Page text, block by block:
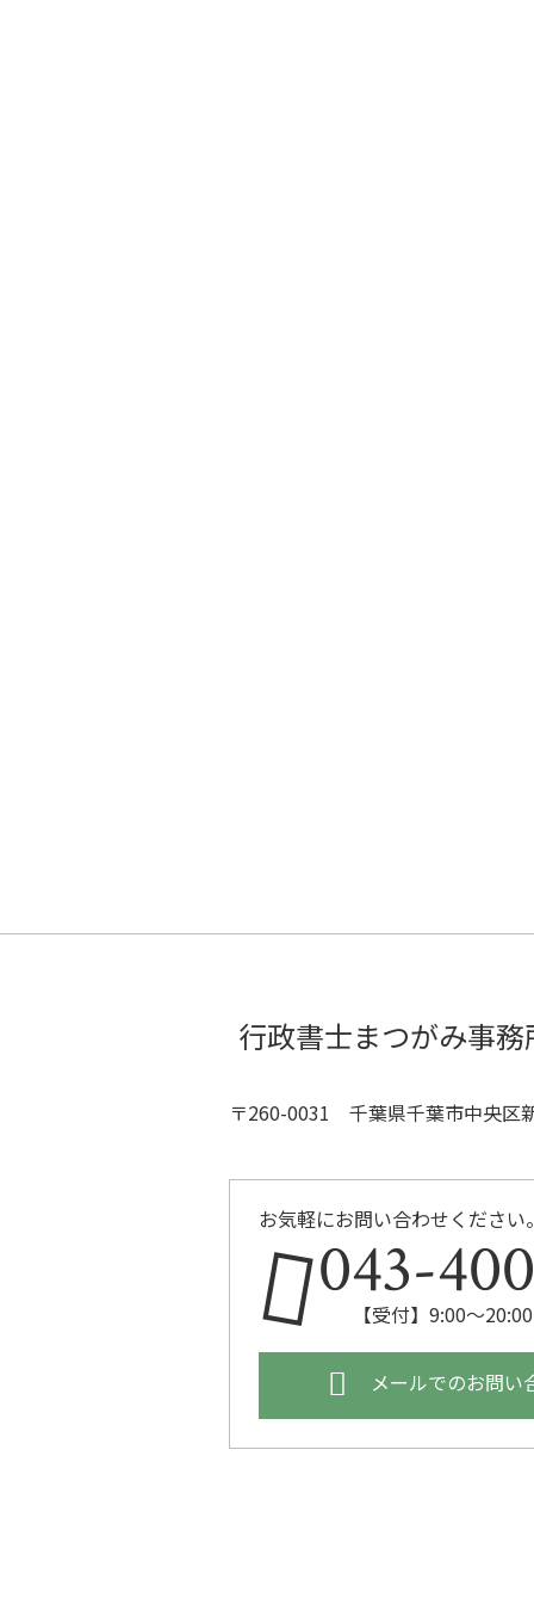
行政書士まつがみ事務
〒260-0031 千葉県千葉市中央区
お気軽にお問い合わせください
043-
【受付】9:00～
メールでのお問い